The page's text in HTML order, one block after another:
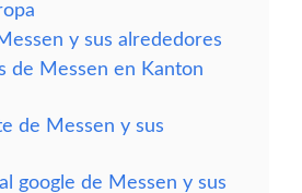
y sus alrededores
de Messen en Kanton
de Messen y sus
google de Messen y sus